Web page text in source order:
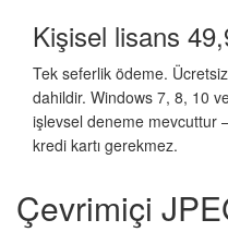
Kişisel lisans
Tek seferlik ödeme.
dahildir. Windows 7, 8, 10
işlevsel deneme mevcuttur
kredi kartı gerekmez.
Çevrimiçi